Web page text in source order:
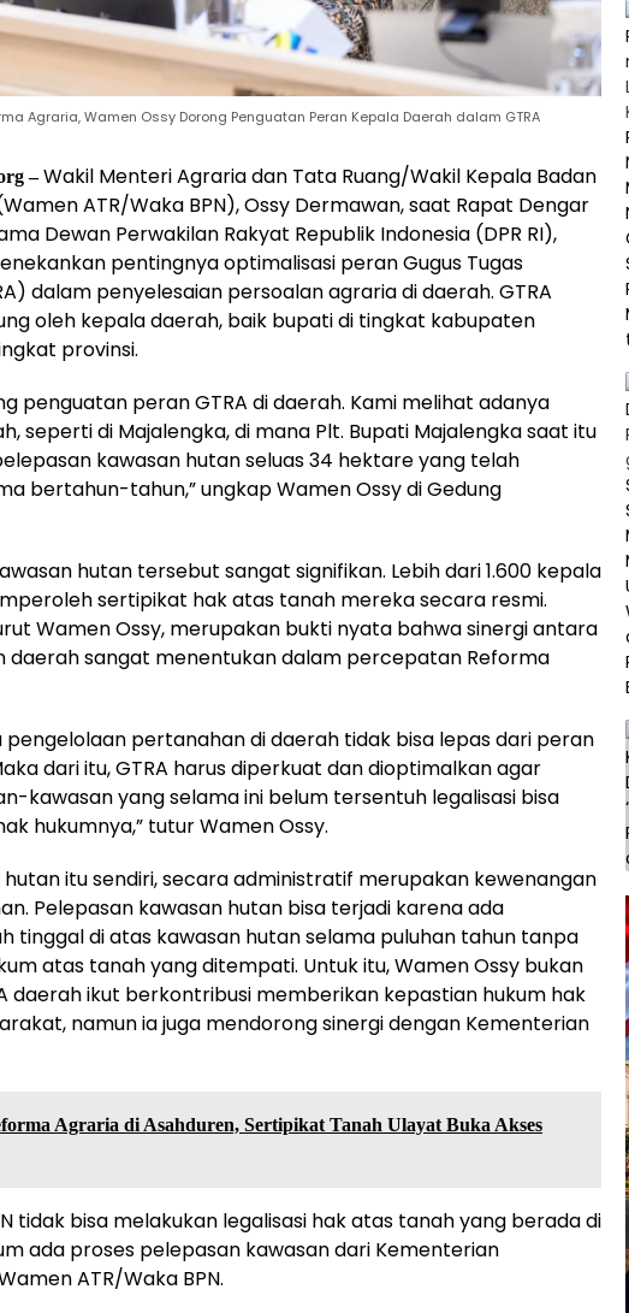
Agraria, Wamen Ossy Dorong Penguatan Peran Kepala Daerah dalam GTRA
–Wakil Menteri Agraria dan Tata Ruang/Wakil Kepala Badan
ATR/Waka BPN), Ossy Dermawan, saat Rapat Dengar
Dewan Perwakilan Rakyat Republik Indonesia (DPR RI),
pentingnya optimalisasi peran Gugus Tugas
dalam penyelesaian persoalan agraria di daerah. GTRA
oleh kepala daerah, baik bupati di tingkat kabupaten
provinsi.
penguatan peran GTRA di daerah. Kami melihat adanya
seperti di Majalengka, di mana Plt. Bupati Majalengka saat itu
kawasan hutan seluas 34 hektare yang telah
bertahun-tahun,” ungkap Wamen Ossy di Gedung
hutan tersebut sangat signifikan. Lebih dari 1.600 kepala
sertipikat hak atas tanah mereka secara resmi.
Wamen Ossy, merupakan bukti nyata bahwa sinergi antara
daerah sangat menentukan dalam percepatan Reforma
pengelolaan pertanahan di daerah tidak bisa lepas dari peran
dari itu, GTRA harus diperkuat dan dioptimalkan agar
kawasan yang selama ini belum tersentuh legalisasi bisa
hukumnya,” tutur Wamen Ossy.
itu sendiri, secara administratif merupakan kewenangan
Pelepasan kawasan hutan bisa terjadi karena ada
tinggal di atas kawasan hutan selama puluhan tahun tanpa
atas tanah yang ditempati. Untuk itu, Wamen Ossy bukan
daerah ikut berkontribusi memberikan kepastian hukum hak
namun ia juga mendorong sinergi dengan Kementerian
Agraria di Asahduren, Sertipikat Tanah Ulayat Buka Akses
tidak bisa melakukan legalisasi hak atas tanah yang berada di
ada proses pelepasan kawasan dari Kementerian
ATR/Waka BPN.